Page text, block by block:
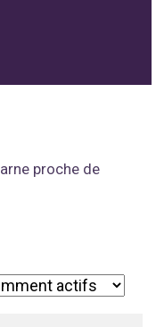
proche de